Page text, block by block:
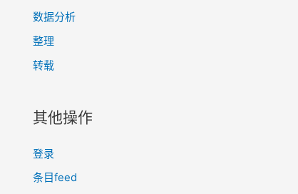
数据分析
整理
转载
其他操作
登录
条目feed